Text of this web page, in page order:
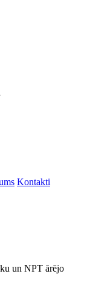
Kontakti
un NPT ārējo